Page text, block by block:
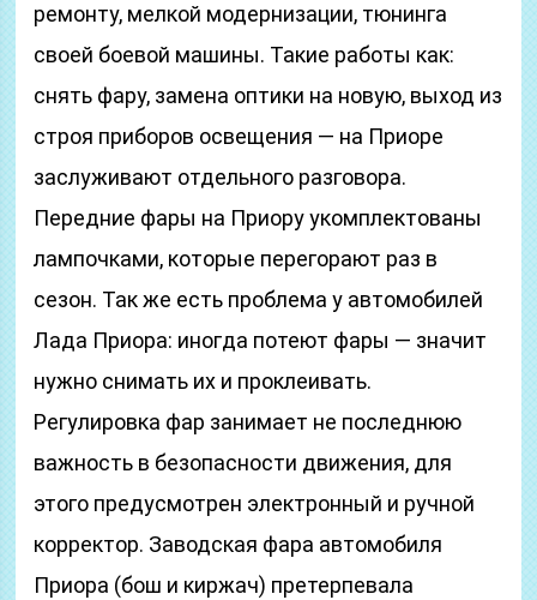
ремонту, мелкой модернизации, тюнинга
своей боевой машины. Такие работы как:
снять фару, замена оптики на новую, выход из
строя приборов освещения — на Приоре
заслуживают отдельного разговора.
Передние фары на Приору укомплектованы
лампочками, которые перегорают раз в
сезон. Так же есть проблема у автомобилей
Лада Приора: иногда потеют фары — значит
нужно снимать их и проклеивать.
Регулировка фар занимает не последнюю
важность в безопасности движения, для
этого предусмотрен электронный и ручной
корректор. Заводская фара автомобиля
Приора (бош и киржач) претерпевала